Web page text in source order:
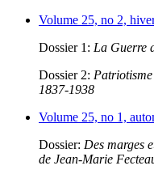
Volume 25, no 2,
Dossier 1: La Guerre
Dossier 2:
1837-1938
Volume 25, no 1,
Dossier: Des marges
de Jean-Marie